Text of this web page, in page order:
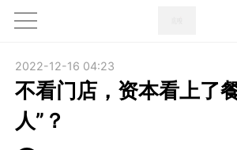
1X
2022-12-16 04:23
不看门店，资本看上了
人”？